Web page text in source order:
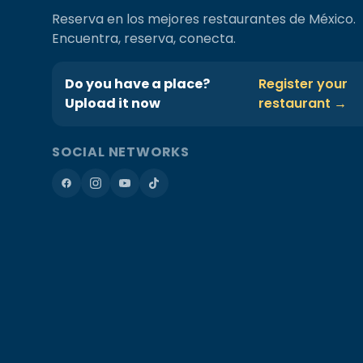
Reserva en los mejores restaurantes de México.
Encuentra, reserva, conecta.
Do you have a place?
Upload it now
Register your
restaurant →
SOCIAL NETWORKS